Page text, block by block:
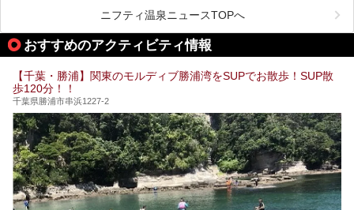
がお勧めする、一度は入るべき千葉の温泉・スパ34選をま
とめました。
ニフティ温泉ニュースTOPへ
おすすめのアクティビティ情報
【千葉・勝浦】関東のモルディブ勝浦湾をSUPでお散歩！SUP散
歩120分！！
千葉県勝浦市串浜1227-2